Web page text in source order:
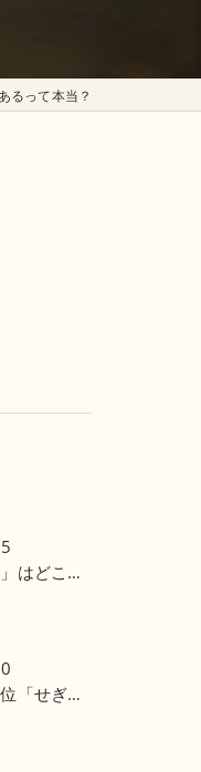
るって本当？
焼鳥の「はつ」はどこの部位？
焼鳥の希少部位「せぎも」はどこの部位？